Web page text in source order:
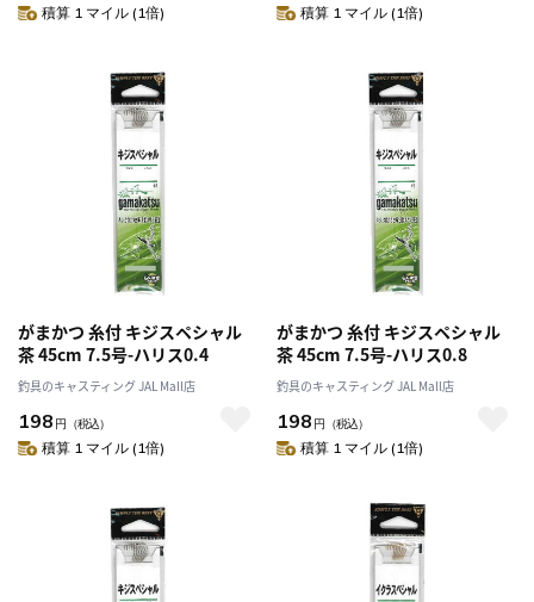
積算 1 マイル (1倍) 積算 1 マイル (1倍)
がまかつ 糸付 キジスペシャル
茶 45cm 7.5号-ハリス0.4
釣具のキャスティング JAL Mall店
198 円 （税込）
積算 1 マイル (1倍)
がまかつ 糸付 キジスペシャル
茶 45cm 7.5号-ハリス0.8
釣具のキャスティング JAL Mall店
198 円 （税込）
積算 1 マイル (1倍)